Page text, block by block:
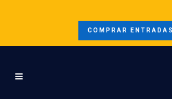
COMPRAR ENTRADAS